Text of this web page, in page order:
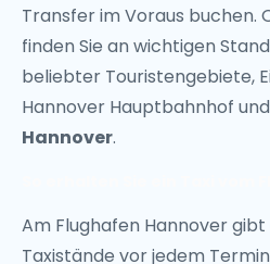
Transfer im Voraus buchen.
finden Sie an wichtigen
beliebter Touristengebiete,
Hannover Hauptbahnhof und
Hannover.
Am Flughafen Hannover gibt
Taxistände vor jedem